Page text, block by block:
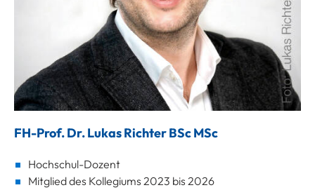
FH-Prof. Dr. Lukas Richter BSc MSc
Hochschul-Dozent
Mitglied des Kollegiums 2023 bis 2026